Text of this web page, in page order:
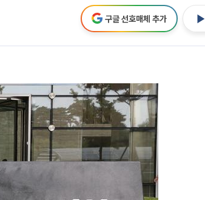
구글 선호매체 추가